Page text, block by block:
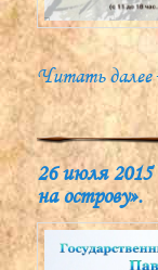
Читать далее
26 июля 2015
на острову».